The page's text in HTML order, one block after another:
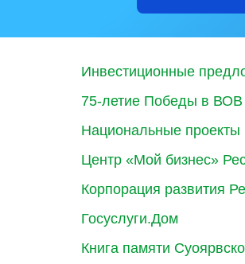
Инвестиционные
75-летие Победы в ВОВ
Национальные проекты
Центр «Мой бизнес»
Корпорация развития
Госуслуги.Дом
Книга памяти